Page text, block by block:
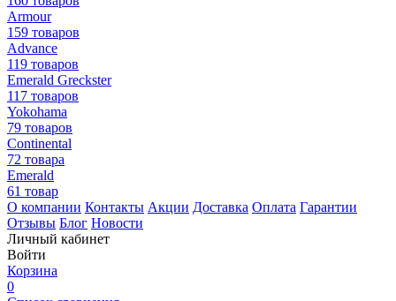
Armour
159 товаров
Advance
119 товаров
Emerald Greckster
117 товаров
Yokohama
79 товаров
Continental
72 товара
Emerald
61 товар
О компании Контакты Акции Доставка Оплата Гарантии
Отзывы Блог Новости
Личный кабинет
Войти
Корзина
0